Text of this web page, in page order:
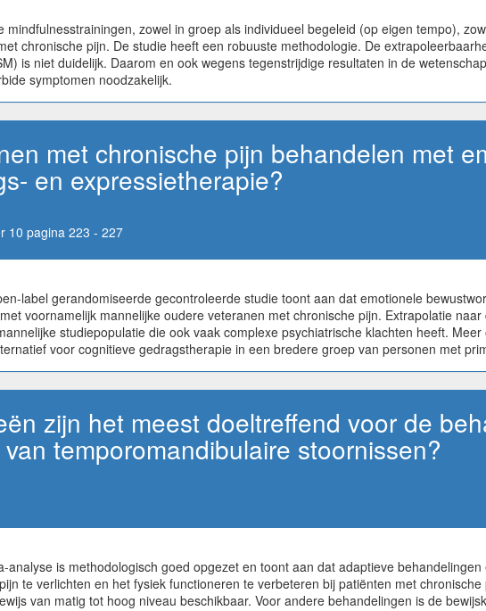
zowel in groep als individueel begeleid (op eigen tempo),
chronische pijn. De studie heeft een robuuste methodologie. De
is niet duidelijk. Daarom en ook wegens tegenstrijdige resultaten in de
symptomen noodzakelijk.
met chronische pijn behandelen met
en expressietherapie?
10 pagina 223 - 227
label gerandomiseerde gecontroleerde studie toont aan dat emotionele
voornamelijk mannelijke oudere veteranen met chronische pijn. Extrapolatie
studiepopulatie die ook vaak complexe psychiatrische klachten heeft.
voor cognitieve gedragstherapie in een bredere groep van personen met
zijn het meest doeltreffend voor de
temporomandibulaire stoornissen?
analyse is methodologisch goed opgezet en toont aan dat adaptieve
te verlichten en het fysiek functioneren te verbeteren bij patiënten met
van matig tot hoog niveau beschikbaar. Voor andere behandelingen is de